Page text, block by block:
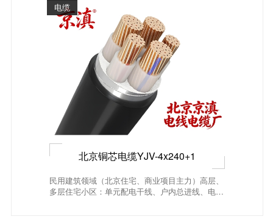
电缆
北京铜芯电缆YJV-4x240+1
民用建筑领域（北京住宅、商业项目主力）高层、
多层住宅小区：单元配电干线、户内总进线、电井